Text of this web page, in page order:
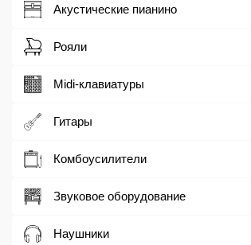
Акустические пианино
Рояли
Midi-клавиатуры
Гитары
Комбоусилители
Звуковое оборудование
Наушники